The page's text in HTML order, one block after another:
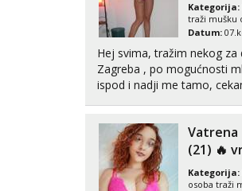
Snježana
Čekam tvoj poziv!
Tel: 064/677-677
tel:0,93€ -
Biljana
064/677-677
tel:0,93€ -
Obavijesti
Kategorija:
traži mušku
Datum:
Hej svima, tražim nekog za
Zagreba , po mogućnosti mlađeg 🥰
ispod i nadji me tamo,
Vatrena
(21) ‎️‍🔥
ZABAVA
Kategorija:
osoba traži